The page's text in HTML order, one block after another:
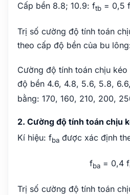
Cấp bền 8.8; 10.9: ftb = 0,5 f
Trị số cường độ tính toán
theo cấp độ bền của bu
Cường độ tính toán chịu
độ bền 4.6, 4.8, 5.6, 5.8,
bằng: 170, 160, 210, 200,
2. Cường độ tính toán chịu
Kí hiệu: fba được xác định
fba= 0,4 f
Trị số cường độ tính toán